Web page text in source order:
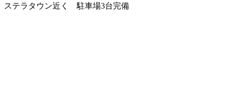
ステラタウン近く 駐車場3台完備